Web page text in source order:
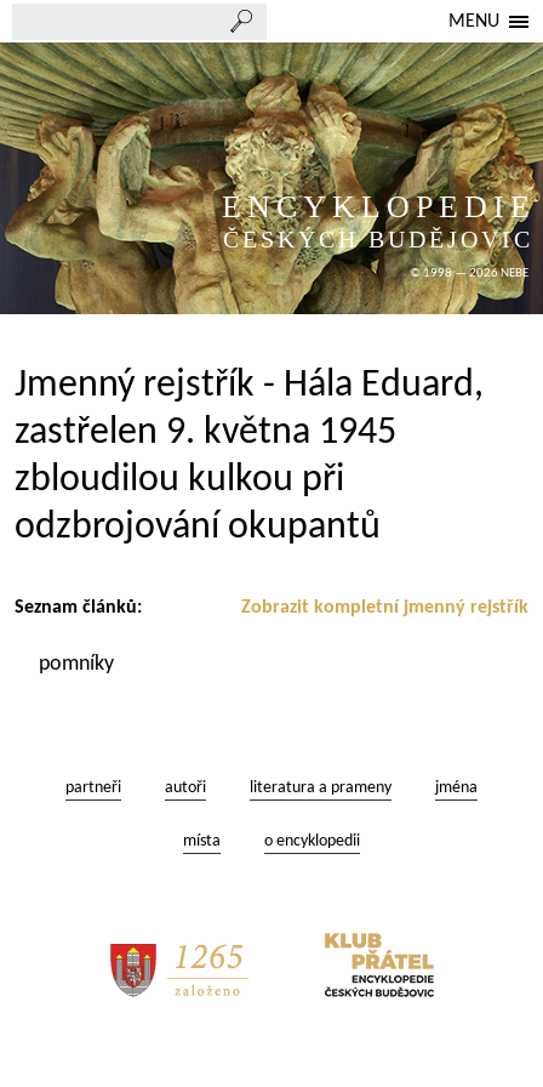
MENU
ENCYKLOPEDIE
ČESKÝCH BUDĚJOVIC
© 1998 — 2026 NEBE
Jmenný rejstřík - Hála Eduard,
zastřelen 9. května 1945
zbloudilou kulkou při
odzbrojování okupantů
Zobrazit kompletní jmenný rejstřík
Seznam článků:
pomníky
partneři autoři literatura a prameny jména
místa o encyklopedii